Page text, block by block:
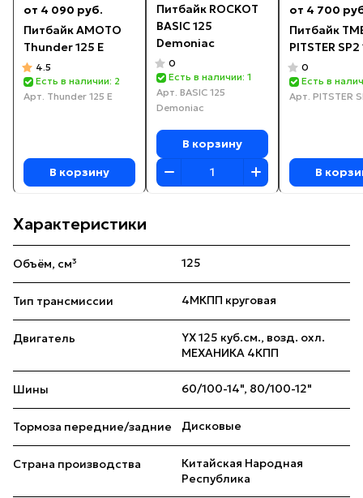
от 4 090 руб.
Питбайк AMOTO
Thunder 125 E
4.5
Есть в наличии: 2
Арт. Thunder 125 E
В корзину
Питбайк ROCKOT
BASIC 125
Demoniac
0
Есть в наличии: 1
Арт. BASIC 125
Demoniac
В корзину
от 4 700
Питбайк
PITSTER
0
Есть в
Арт. PITSTER
В
Характеристики
Объём, см³ 125
Тип трансмиссии 4МКПП круговая
Двигатель
YX 125 куб.см., возд. охл.
МЕХАНИКА 4КПП
Шины 60/100-14", 80/100-12"
Тормоза передние/задние Дисковые
Страна производства
Китайская Народная
Республика